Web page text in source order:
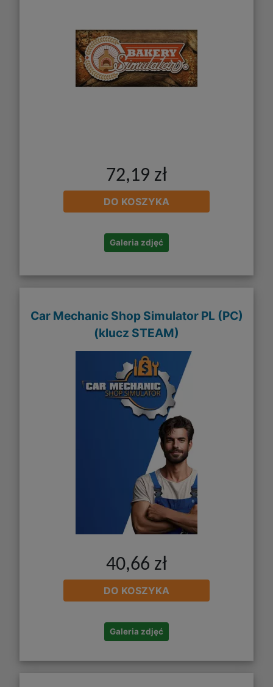
72,19 zł
DO KOSZYKA
Galeria zdjęć
Car Mechanic Shop Simulator PL (PC)
(klucz STEAM)
40,66 zł
DO KOSZYKA
Galeria zdjęć